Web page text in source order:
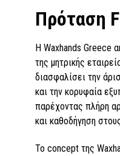
Πρόταση
H Waxhands Greece
της μητρικής
διασφαλίσει την
και την κορυφαία
παρέχοντας πλήρη
και καθοδήγηση
Το concept της